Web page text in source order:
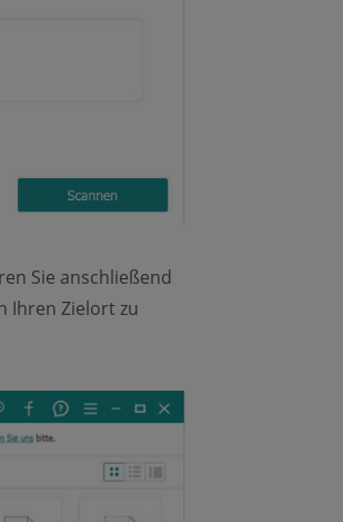
Sie anschließend
Ihren Zielort zu